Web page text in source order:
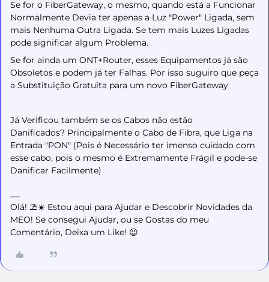
Se for o FiberGateway, o mesmo, quando está a Funcionar
Normalmente Devia ter apenas a Luz "Power" Ligada, sem
mais Nenhuma Outra Ligada. Se tem mais Luzes Ligadas
pode significar algum Problema.
Se for ainda um ONT+Router, esses Equipamentos já são
Obsoletos e podem já ter Falhas. Por isso suguiro que peça
a Substituição Gratuita para um novo FiberGateway
Já Verificou também se os Cabos não estão
Danificados? Principalmente o Cabo de Fibra, que Liga na
Entrada "PON" (Pois é Necessário ter imenso cuidado com
esse cabo, pois o mesmo é Extremamente Frágil e pode-se
Danificar Facilmente)
Olá! ⛱️☀️ Estou aqui para Ajudar e Descobrir Novidades da
MEO! Se consegui Ajudar, ou se Gostas do meu
Comentário, Deixa um Like! 😉